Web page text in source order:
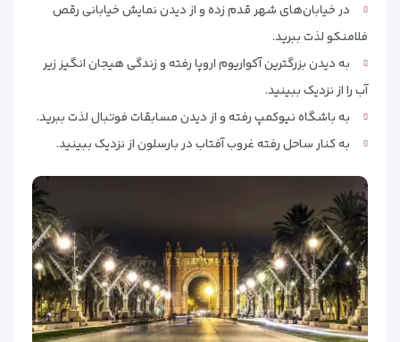
در خیابان‌های شهر قدم زده و از دیدن نمایش خیابانی رقص
فلامنکو لذت ببرید.
به دیدن بزرگترین آکواریوم اروپا رفته و زندگی هیجان انگیز زیر
آب را از نزدیک ببینید.
به باشگاه نیوکمپ رفته و از دیدن مسابقات فوتبال لذت ببرید.
به کنار ساحل رفته غروب آفتاب در بارسلون از نزدیک ببینید.